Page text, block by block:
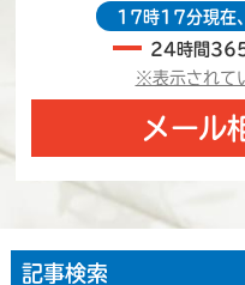
17時17分現在、
24時間365
※表示されて
メール
記事検索